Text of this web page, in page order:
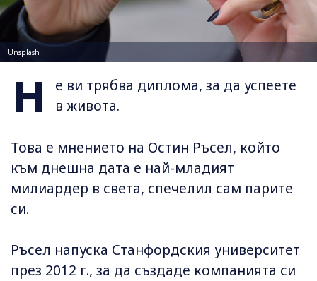
Unsplash
Н
е ви трябва диплома, за да успеете
в живота.
Това е мнението на Остин Ръсел, който
към днешна дата е най-младият
милиардер в света, спечелил сам парите
си.
Ръсел напуска Станфордския университет
през 2012 г., за да създаде компанията си